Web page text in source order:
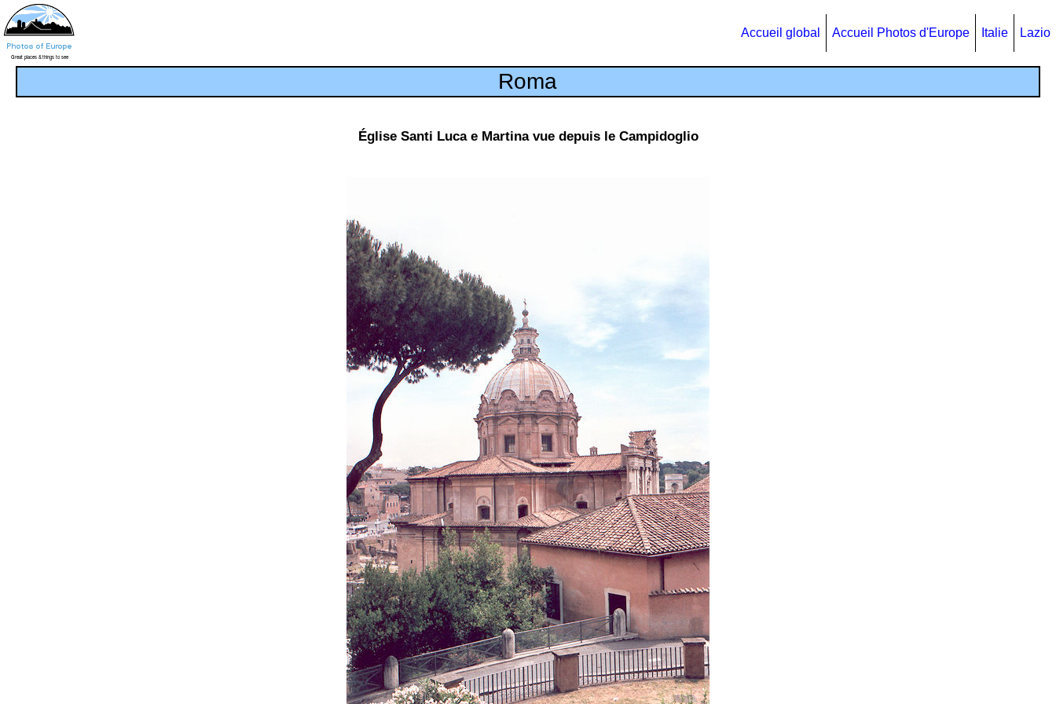
Accueil global Accueil Photos d'Europe Italie Lazio
Roma
Église Santi Luca e Martina vue depuis le Campidoglio